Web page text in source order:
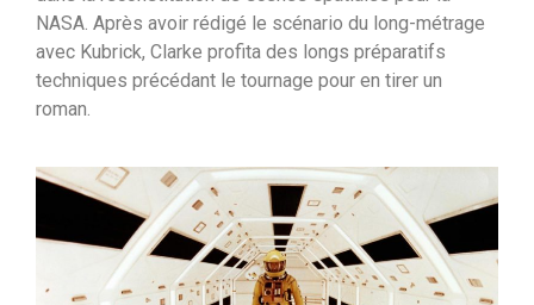
NASA. Après avoir rédigé le scénario du long-métrage
avec Kubrick, Clarke profita des longs préparatifs
techniques précédant le tournage pour en tirer un
roman.